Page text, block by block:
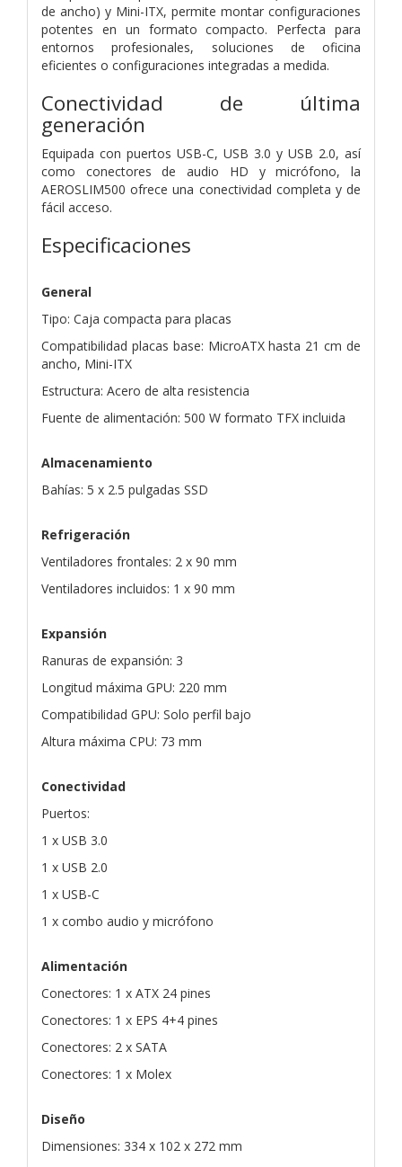
de ancho) y Mini-ITX, permite montar configuraciones
potentes en un formato compacto. Perfecta para
entornos profesionales, soluciones de oficina
eficientes o configuraciones integradas a medida.
Conectividad de última
generación
Equipada con puertos USB-C, USB 3.0 y USB 2.0, así
como conectores de audio HD y micrófono, la
AEROSLIM500 ofrece una conectividad completa y de
fácil acceso.
Especificaciones
General
Tipo: Caja compacta para placas
Compatibilidad placas base: MicroATX hasta 21 cm de
ancho, Mini-ITX
Estructura: Acero de alta resistencia
Fuente de alimentación: 500 W formato TFX incluida
Almacenamiento
Bahías: 5 x 2.5 pulgadas SSD
Refrigeración
Ventiladores frontales: 2 x 90 mm
Ventiladores incluidos: 1 x 90 mm
Expansión
Ranuras de expansión: 3
Longitud máxima GPU: 220 mm
Compatibilidad GPU: Solo perfil bajo
Altura máxima CPU: 73 mm
Conectividad
Puertos:
1 x USB 3.0
1 x USB 2.0
1 x USB-C
1 x combo audio y micrófono
Alimentación
Conectores: 1 x ATX 24 pines
Conectores: 1 x EPS 4+4 pines
Conectores: 2 x SATA
Conectores: 1 x Molex
Diseño
Dimensiones: 334 x 102 x 272 mm